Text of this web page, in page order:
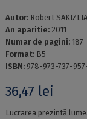
Autor: Robert
An aparitie: 2011
Numar de pagini: 187
Format: B5
ISBN: 978-973-737-
36,47 lei
Lucrarea prezintă